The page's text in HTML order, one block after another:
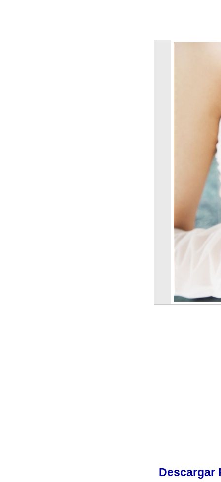
Descargar